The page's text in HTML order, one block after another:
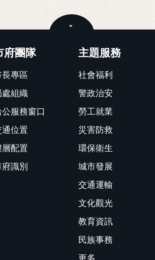
府團隊
長專區
處組織
公服務窗口
通位置
層配置
府識別
主題服務
社會福利
警政治安
勞工就業
災害防救
環保衛生
城市發展
交通運輸
文化觀光
教育資訊
民族事務